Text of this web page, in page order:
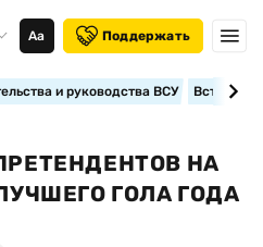
Аа Поддержать
и руководства ВСУ
НА
ГОЛА ГОДА